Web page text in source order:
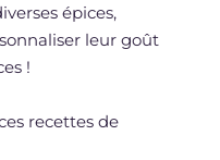
épices,
leur goût
!
recettes de